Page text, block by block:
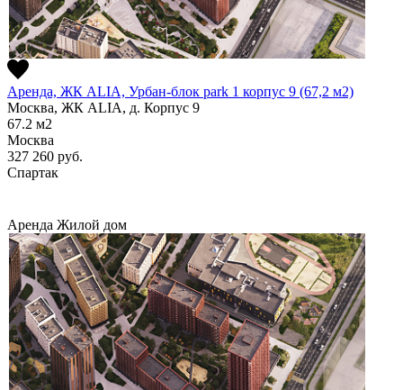
Аренда, ЖК ALIA, Урбан-блок park 1 корпус 9 (67,2 м2)
Москва, ЖК ALIA, д. Корпус 9
67.2 м2
Москва
327 260 руб.
Спартак
Аренда Жилой дом